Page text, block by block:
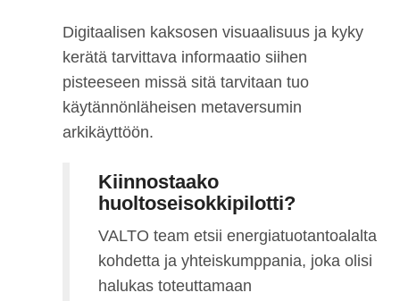
Digitaalisen kaksosen visuaalisuus ja kyky
kerätä tarvittava informaatio siihen
pisteeseen missä sitä tarvitaan tuo
käytännönläheisen metaversumin
arkikäyttöön.
Kiinnostaako
huoltoseisokkipilotti?
VALTO team etsii energiatuotantoalalta
kohdetta ja yhteiskumppania, joka olisi
halukas toteuttamaan